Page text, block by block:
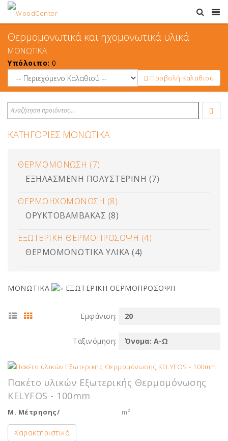
Θερμομονωτικά και ηχομονωτικά υλικά
ΜΟΝΩΤΙΚΑ
Υπόλοιπο: 0
Προβολή Καλαθιού
ΚΑΤΗΓΟΡΙΕΣ ΜΟΝΩΤΙΚΑ
ΘΕΡΜΟΜΟΝΩΣΗ (7)
ΕΞΗΛΑΣΜΕΝΗ ΠΟΛΥΣΤΕΡΙΝΗ (7)
ΘΕΡΜΟΗΧΟΜΟΝΩΣΗ (8)
ΟΡΥΚΤΟΒΑΜΒΑΚΑΣ (8)
ΕΞΩΤΕΡΙΚΗ ΘΕΡΜΟΠΡΟΣΟΨΗ (4)
ΘΕΡΜΟΜΟΝΩΤΙΚΑ ΥΛΙΚΑ (4)
ΜΟΝΩΤΙΚΑ ΕΞΩΤΕΡΙΚΗ ΘΕΡΜΟΠΡΟΣΟΨΗ
Εμφάνιση:
Ταξινόμηση:
Πακέτο υλικών Εξωτερικής Θερμομόνωσης
KELYFOS - 100mm
Μ. Μέτρησης/ m²
Χαρακτηριστικά